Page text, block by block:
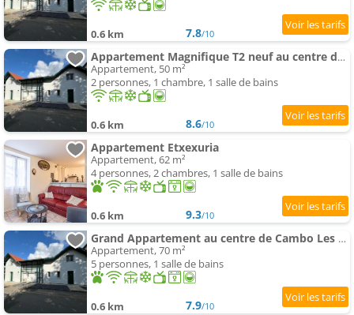
0.6 km 7.8/10
Appartement Magnifique T2 neuf au centre de Cambo les bains
Appartement, 50 m²
2 personnes, 1 chambre, 1 salle de bains
0.6 km 8.6/10
Appartement Etxexuria
Appartement, 62 m²
4 personnes, 2 chambres, 1 salle de bains
0.6 km 9.3/10
Grand Appartement au centre de Cambo Les Bains
Appartement, 70 m²
5 personnes, 1 salle de bains
0.6 km 7.9/10